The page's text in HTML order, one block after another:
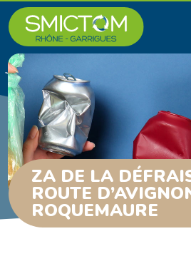
ZA DE LA
ROUTE
ROQUEMAURE